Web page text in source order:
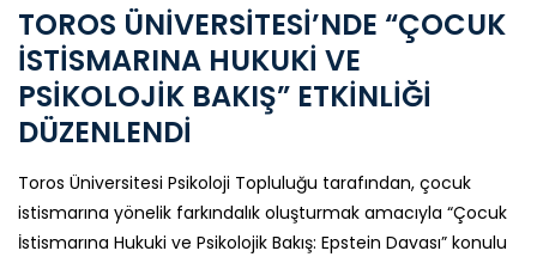
TOROS ÜNİVERSİTESİ’NDE “ÇOCUK
İSTİSMARINA HUKUKİ VE
PSİKOLOJİK BAKIŞ” ETKİNLİĞİ
DÜZENLENDİ
Toros Üniversitesi Psikoloji Topluluğu tarafından, çocuk
istismarına yönelik farkındalık oluşturmak amacıyla “Çocuk
İstismarına Hukuki ve Psikolojik Bakış: Epstein Davası” konulu